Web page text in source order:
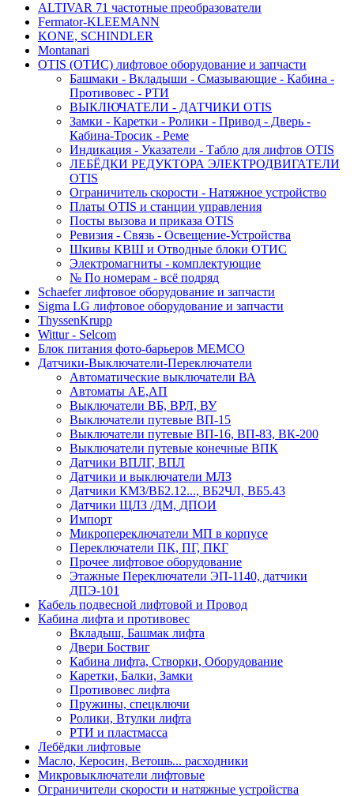
ALTIVAR 71 частотные преобразователи
Fermator-KLEEMANN
KONE, SCHINDLER
Montanari
OTIS (ОТИС) лифтовое оборудование и запчасти
Башмаки - Вкладыши - Смазывающие - Кабина -
Противовес - РТИ
ВЫКЛЮЧАТЕЛИ - ДАТЧИКИ OTIS
Замки - Каретки - Ролики - Привод - Дверь -
Кабина-Тросик - Реме
Индикация - Указатели - Табло для лифтов OTIS
ЛЕБЁДКИ РЕДУКТОРА ЭЛЕКТРОДВИГАТЕЛИ
OTIS
Ограничитель скорости - Натяжное устройство
Платы OTIS и станции управления
Посты вызова и приказа OTIS
Ревизия - Связь - Освещение-Устройства
Шкивы КВШ и Отводные блоки ОТИС
Электромагниты - комплектующие
№ По номерам - всё подряд
Schaefer лифтовое оборудование и запчасти
Sigma LG лифтовое оборудование и запчасти
ThyssenKrupp
Wittur - Selcom
Блок питания фото-барьеров MEMCO
Датчики-Выключатели-Переключатели
Автоматические выключатели ВА
Автоматы АЕ,АП
Выключатели ВБ, ВРЛ, ВУ
Выключатели путевые ВП-15
Выключатели путевые ВП-16, ВП-83, ВК-200
Выключатели путевые конечные ВПК
Датчики ВПЛГ, ВПЛ
Датчики и выключатели МЛЗ
Датчики КМЗ/ВБ2.12..., ВБ2ЧЛ, ВБ5.43
Датчики ЩЛЗ /ДМ, ДПОИ
Импорт
Микропереключатели МП в корпусе
Переключатели ПК, ПГ, ПКГ
Прочее лифтовое оборудование
Этажные Переключатели ЭП-1140, датчики
ДПЭ-101
Кабель подвесной лифтовой и Провод
Кабина лифта и противовес
Вкладыш, Башмак лифта
Двери Боствиг
Кабина лифта, Створки, Оборудование
Каретки, Балки, Замки
Противовес лифта
Пружины, спецключи
Ролики, Втулки лифта
РТИ и пластмасса
Лебёдки лифтовые
Масло, Керосин, Ветошь... расходники
Микровыключатели лифтовые
Ограничители скорости и натяжные устройства